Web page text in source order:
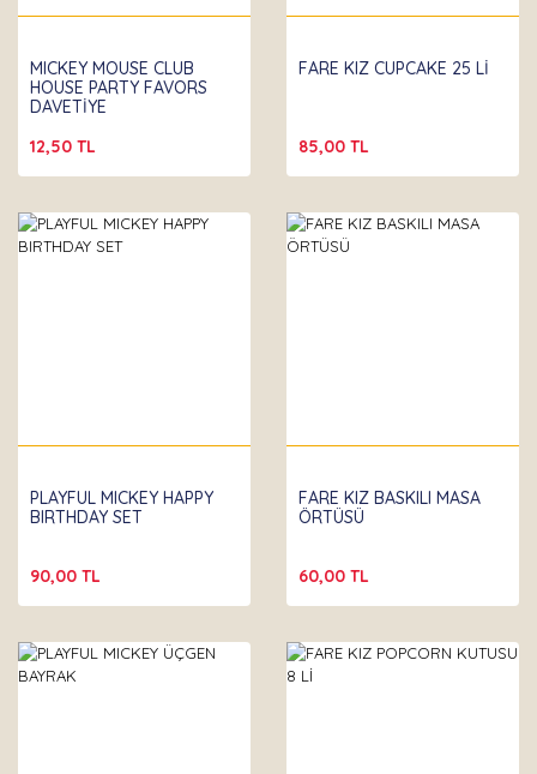
MICKEY MOUSE CLUB
HOUSE PARTY FAVORS
DAVETİYE
12,50 TL
FARE KIZ CUPCAKE 25 Lİ
85,00 TL
PLAYFUL MICKEY HAPPY
BIRTHDAY SET
90,00 TL
FARE KIZ BASKILI MASA
ÖRTÜSÜ
60,00 TL